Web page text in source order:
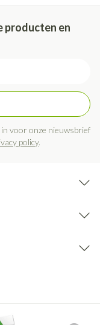
producten en
voor onze nieuwsbrief
policy.